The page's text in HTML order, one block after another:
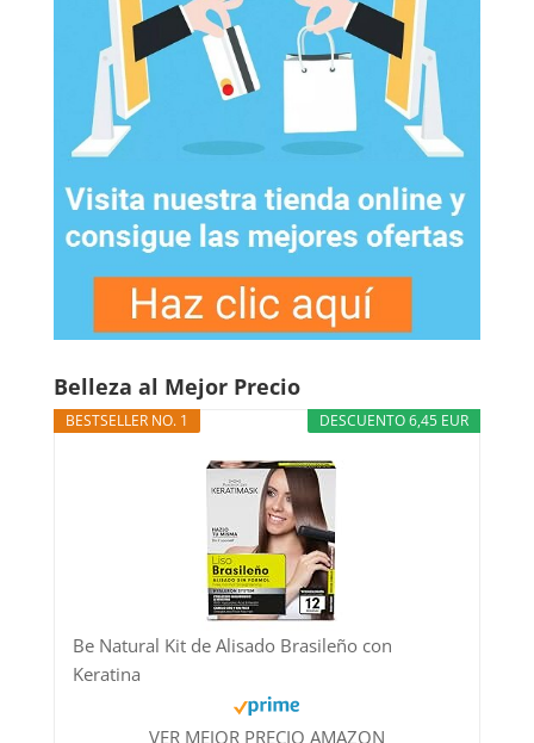
Belleza al Mejor Precio
DESCUENTO 6,45 EUR
BESTSELLER NO. 1
Be Natural Kit de Alisado Brasileño con
Keratina
VER MEJOR PRECIO AMAZON